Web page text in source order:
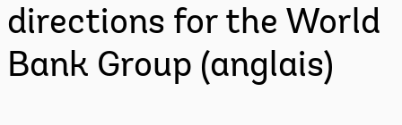
directions for the World
Bank Group (anglais)